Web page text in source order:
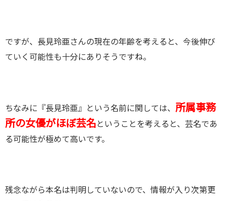
ですが、長見玲亜さんの現在の年齢を考えると、今後伸び
ていく可能性も十分にありそうですね。
ちなみに『長見玲亜』という名前に関しては、 所属事務
所の女優がほぼ芸名 ということを考えると、芸名であ
る可能性が極めて高いです。
残念ながら本名は判明していないので、情報が入り次第更